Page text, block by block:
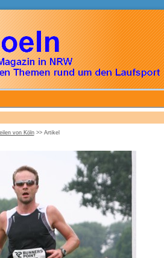
von Köln>> Artikel